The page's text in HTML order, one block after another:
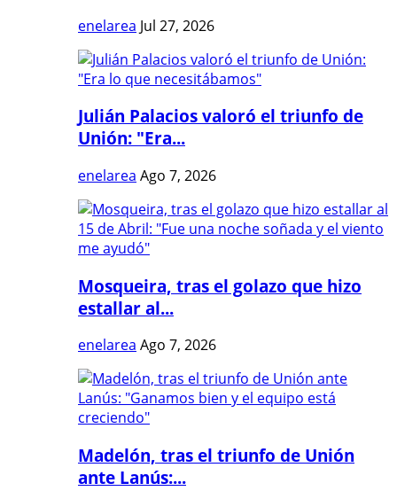
enelarea Jul 27, 2026
Julián Palacios valoró el triunfo de
Unión: "Era...
enelarea Ago 7, 2026
Mosqueira, tras el golazo que hizo
estallar al...
enelarea Ago 7, 2026
Madelón, tras el triunfo de Unión
ante Lanús:...